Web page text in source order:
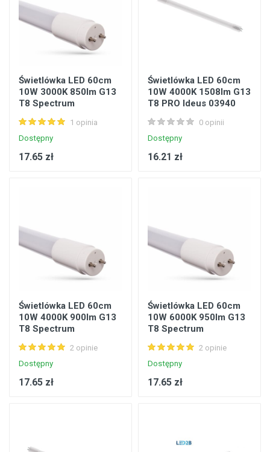
Świetlówka LED 60cm
10W 3000K 850lm G13
T8 Spectrum
1 opinia
Dostępny
17.65 zł
Świetlówka LED 60cm
10W 4000K 1508lm G13
T8 PRO Ideus 03940
0 opinii
Dostępny
16.21 zł
Świetlówka LED 60cm
10W 4000K 900lm G13
T8 Spectrum
2 opinie
Dostępny
17.65 zł
Świetlówka LED 60cm
10W 6000K 950lm G13
T8 Spectrum
2 opinie
Dostępny
17.65 zł